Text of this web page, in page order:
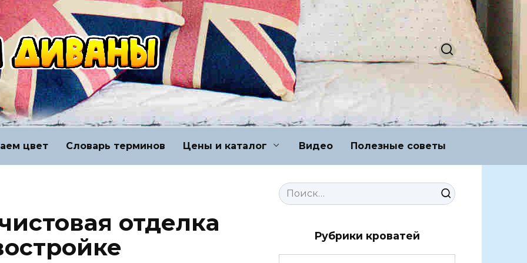
цвет Словарь терминов Цены и каталог Видео Полезные советы
отделка
Search
for:
Рубрики кроватей